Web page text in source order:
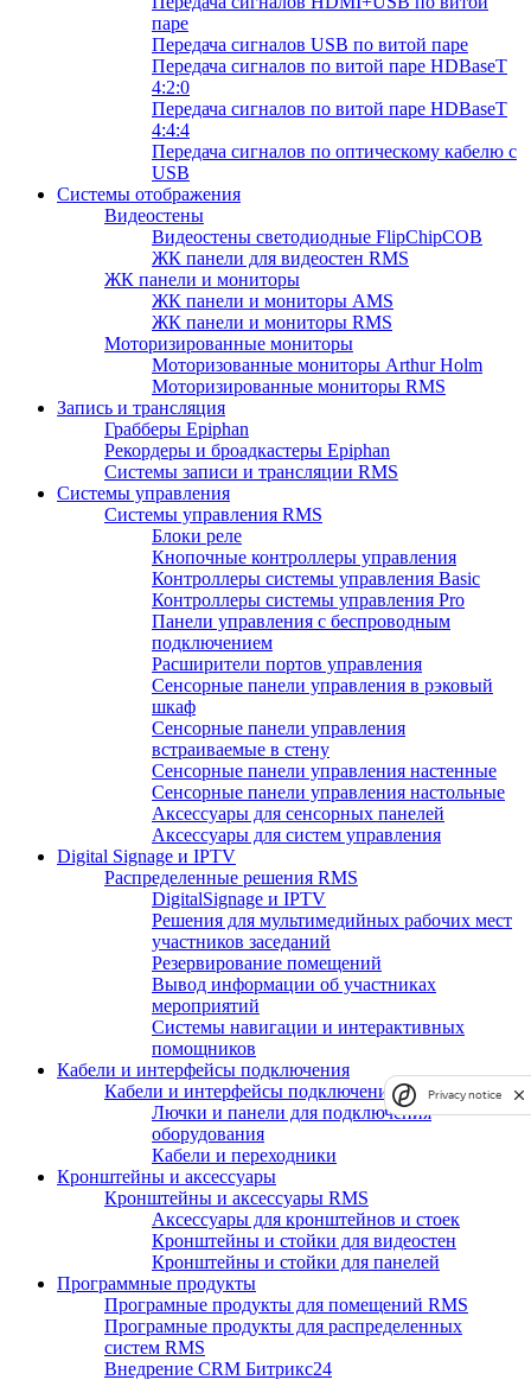
паре
Передача сигналов USB по витой паре
Передача сигналов по витой паре HDBaseT
4:2:0
Передача сигналов по витой паре HDBaseT
4:4:4
Передача сигналов по оптическому кабелю с
USB
Системы отображения
Видеостены
Видеостены светодиодные FlipChipCOB
ЖК панели для видеостен RMS
ЖК панели и мониторы
ЖК панели и мониторы AMS
ЖК панели и мониторы RMS
Моторизированные мониторы
Моторизованные мониторы Arthur Holm
Моторизированные мониторы RMS
Запись и трансляция
Грабберы Epiphan
Рекордеры и броадкастеры Epiphan
Системы записи и трансляции RMS
Системы управления
Системы управления RMS
Блоки реле
Кнопочные контроллеры управления
Контроллеры системы управления Basic
Контроллеры системы управления Pro
Панели управления с беспроводным
подключением
Расширители портов управления
Сенсорные панели управления в рэковый
шкаф
Сенсорные панели управления
встраиваемые в стену
Сенсорные панели управления настенные
Сенсорные панели управления настольные
Аксессуары для сенсорных панелей
Аксессуары для систем управления
Digital Signage и IPTV
Распределенные решения RMS
DigitalSignage и IPTV
Решения для мультимедийных рабочих мест
участников заседаний
Резервирование помещений
Вывод информации об участниках
мероприятий
Системы навигации и интерактивных
помощников
Кабели и интерфейсы подключения
Кабели и интерфейсы подключения RMS
Лючки и панели для подключения
оборудования
Кабели и переходники
Кронштейны и аксессуары
Кронштейны и аксессуары RMS
Аксессуары для кронштейнов и стоек
Кронштейны и стойки для видеостен
Кронштейны и стойки для панелей
Программные продукты
Програмные продукты для помещений RMS
Програмные продукты для распределенных
систем RMS
Внедрение CRM Битрикс24
Privacy notice